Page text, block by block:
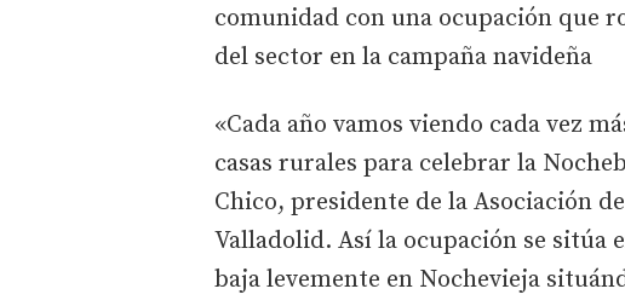
comunidad con una ocupación que
del sector en la campaña navideña
«Cada año vamos viendo cada vez
casas rurales para celebrar la
Chico, presidente de la Asociación
Valladolid. Así la ocupación se sitúa
baja levemente en Nochevieja